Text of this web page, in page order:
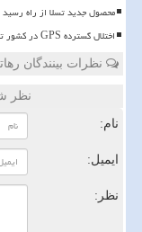
محصول جدید تسلا از راه رسید
اختلال گسترده GPS در کشور تهران بیشتر از شهر های دیگر تحت الشعاع است
نظرات بینندگان
نظر
نام:
ایمیل:
نظر: